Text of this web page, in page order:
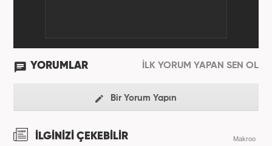
YORUMLAR İLK YORUM YAPAN SEN OL
Bir Yorum Yapın
İLGİNİZİ ÇEKEBİLİR Makroo